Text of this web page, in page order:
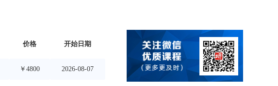
价格 开始日期
￥4800 2026-08-07